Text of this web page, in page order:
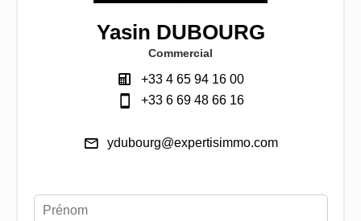
Yasin DUBOURG
Commercial
+33 4 65 94 16 00
+33 6 69 48 66 16
ydubourg@expertisimmo.com